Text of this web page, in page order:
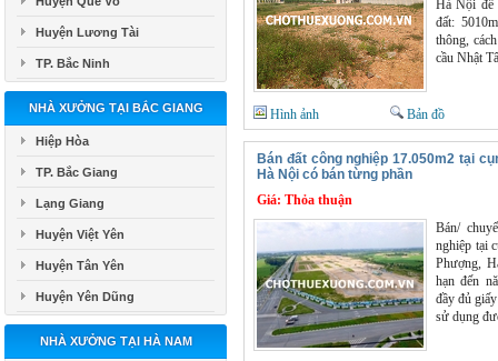
Huyện Lương Tài
TP. Bắc Ninh
NHÀ XƯỞNG TẠI BẮC GIANG
Hiệp Hòa
TP. Bắc Giang
Lạng Giang
Huyện Việt Yên
Huyện Tân Yên
Huyện Yên Dũng
NHÀ XƯỞNG TẠI HÀ NAM
Hà Nội để
đất:
thông,
cầu Nhật
Hình ảnh Bản đồ
Bán đất công nghiệp 17.050m2 tại
Hà Nội có bán từng phần
Giá: Thỏa thuận
Bán/
nghiệp tại
Phượng,
hạn đến
đầy đủ
sử dụng